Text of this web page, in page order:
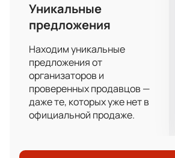
Уникальные
предложения
Находим уникальные
предложения от
организаторов и
проверенных продавцов —
даже те, которых уже нет в
официальной продаже.